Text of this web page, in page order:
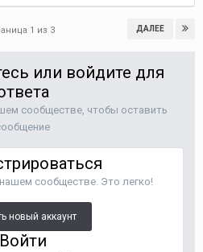
ДАЛЕЕ
1 из 3
или войдите для
сообществе, чтобы оставить
сообществе. Это легко!
новый аккаунт
Войти